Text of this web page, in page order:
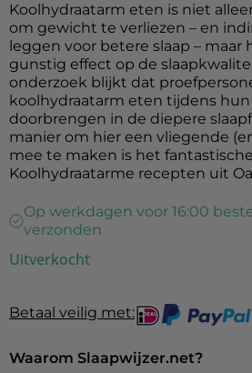
Koolhydraatarm eten is niet
om gewicht te verliezen – en
leggen voor betere slaap – maar
gunstig effect op de
onderzoek blijkt dat
koolhydraatarm eten tijdens
doorbrengen in de diepere
manier om hier een vliegende
mee te maken is het
Koolhydraatarme recepten uit
Op werkdagen voor 16:00
verzonden
Uitverkocht
Betaal veilig met:
Waarom Slaapwijzer.net?